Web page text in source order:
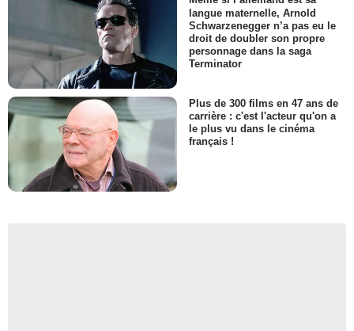
langue maternelle, Arnold
Schwarzenegger n’a pas eu le
droit de doubler son propre
personnage dans la saga
Terminator
Plus de 300 films en 47 ans de
carrière : c'est l'acteur qu'on a
le plus vu dans le cinéma
français !